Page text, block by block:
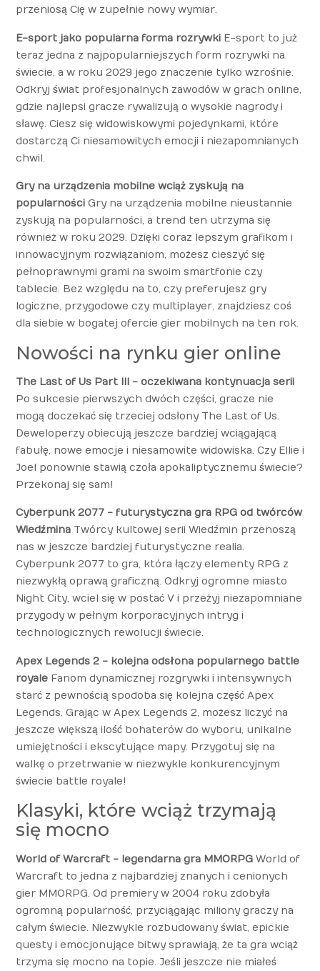
przeniosą Cię w zupełnie nowy wymiar.
E-sport jako popularna forma rozrywki E-sport to już
teraz jedna z najpopularniejszych form rozrywki na
świecie, a w roku 2029 jego znaczenie tylko wzrośnie.
Odkryj świat profesjonalnych zawodów w grach online,
gdzie najlepsi gracze rywalizują o wysokie nagrody i
sławę. Ciesz się widowiskowymi pojedynkami, które
dostarczą Ci niesamowitych emocji i niezapomnianych
chwil.
Gry na urządzenia mobilne wciąż zyskują na
popularności Gry na urządzenia mobilne nieustannie
zyskują na popularności, a trend ten utrzyma się
również w roku 2029. Dzięki coraz lepszym grafikom i
innowacyjnym rozwiązaniom, możesz cieszyć się
pełnoprawnymi grami na swoim smartfonie czy
tablecie. Bez względu na to, czy preferujesz gry
logiczne, przygodowe czy multiplayer, znajdziesz coś
dla siebie w bogatej ofercie gier mobilnych na ten rok.
Nowości na rynku gier online
The Last of Us Part III - oczekiwana kontynuacja serii
Po sukcesie pierwszych dwóch części, gracze nie
mogą doczekać się trzeciej odsłony The Last of Us.
Deweloperzy obiecują jeszcze bardziej wciągającą
fabułę, nowe emocje i niesamowite widowiska. Czy Ellie i
Joel ponownie stawią czoła apokaliptycznemu świecie?
Przekonaj się sam!
Cyberpunk 2077 - futurystyczna gra RPG od twórców
Wiedźmina Twórcy kultowej serii Wiedźmin przenoszą
nas w jeszcze bardziej futurystyczne realia.
Cyberpunk 2077 to gra, która łączy elementy RPG z
niezwykłą oprawą graficzną. Odkryj ogromne miasto
Night City, wciel się w postać V i przeżyj niezapomniane
przygody w pełnym korporacyjnych intryg i
technologicznych rewolucji świecie.
Apex Legends 2 - kolejna odsłona popularnego battle
royale Fanom dynamicznej rozgrywki i intensywnych
starć z pewnością spodoba się kolejna część Apex
Legends. Grając w Apex Legends 2, możesz liczyć na
jeszcze większą ilość bohaterów do wyboru, unikalne
umiejętności i ekscytujące mapy. Przygotuj się na
walkę o przetrwanie w niezwykle konkurencyjnym
świecie battle royale!
Klasyki, które wciąż trzymają
się mocno
World of Warcraft - legendarna gra MMORPG World of
Warcraft to jedna z najbardziej znanych i cenionych
gier MMORPG. Od premiery w 2004 roku zdobyła
ogromną popularność, przyciągając miliony graczy na
całym świecie. Niezwykle rozbudowany świat, epickie
questy i emocjonujące bitwy sprawiają, że ta gra wciąż
trzyma się mocno na topie. Jeśli jeszcze nie miałeś